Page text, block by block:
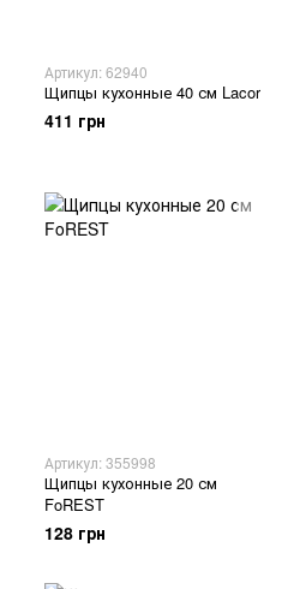
Артикул: 62940
Щипцы кухонные 40 см Lacor
411 грн
Артикул: 355998
Щипцы кухонные 20 см
FoREST
128 грн